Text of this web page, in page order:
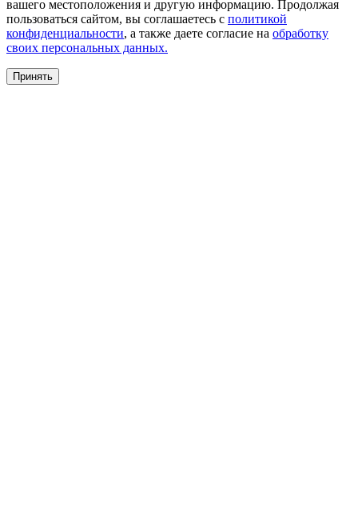
вашего местоположения и другую информацию. Продолжая
пользоваться сайтом, вы соглашаетесь с политикой
конфиденциальности, а также даете согласие на обработку
своих персональных данных.
Принять